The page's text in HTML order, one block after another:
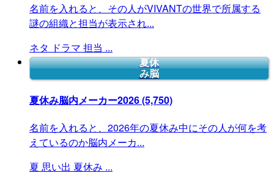
名前を入れると、その人がVIVANTの世界で所属する
謎の組織と担当が表示され...
ネタ ドラマ 担当 ...
夏休
み脳
夏休み脳内メーカー2026(5,750)
名前を入れると、2026年の夏休み中にその人が何を考
えているのか脳内メーカ...
夏 思い出 夏休み ...